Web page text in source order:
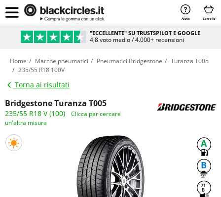
Aiuto Carrello
"ECCELLENTE" SU TRUSTSPILOT E GOOGLE
4,8 voto medio / 4.000+ recensioni
Home Marche pneumatici Pneumatici Bridgestone
Turanza T005
235/55 R18 100V
Torna ai risultati
Bridgestone Turanza T005
235/55 R18 V (100)
Clicca per cercare
un'altra misura
A
B
71
B